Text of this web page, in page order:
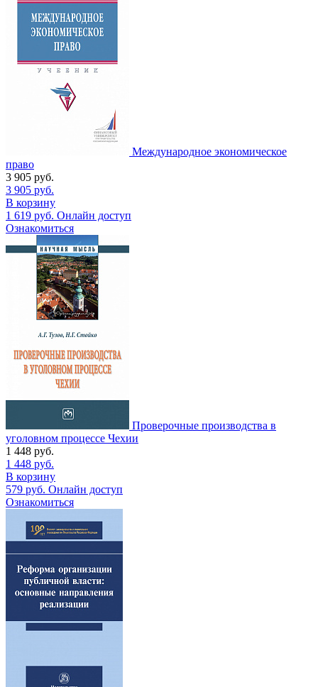
Международное экономическое
право
3 905 руб.
3 905 руб.
В корзину
1 619 руб. Онлайн доступ
Ознакомиться
Проверочные производства в
уголовном процессе Чехии
1 448 руб.
1 448 руб.
В корзину
579 руб. Онлайн доступ
Ознакомиться